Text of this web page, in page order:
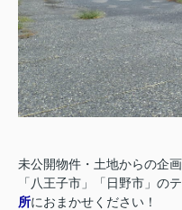
未公開物件・土地からの企
「八王子市」「日野市」の
所におまかせください！